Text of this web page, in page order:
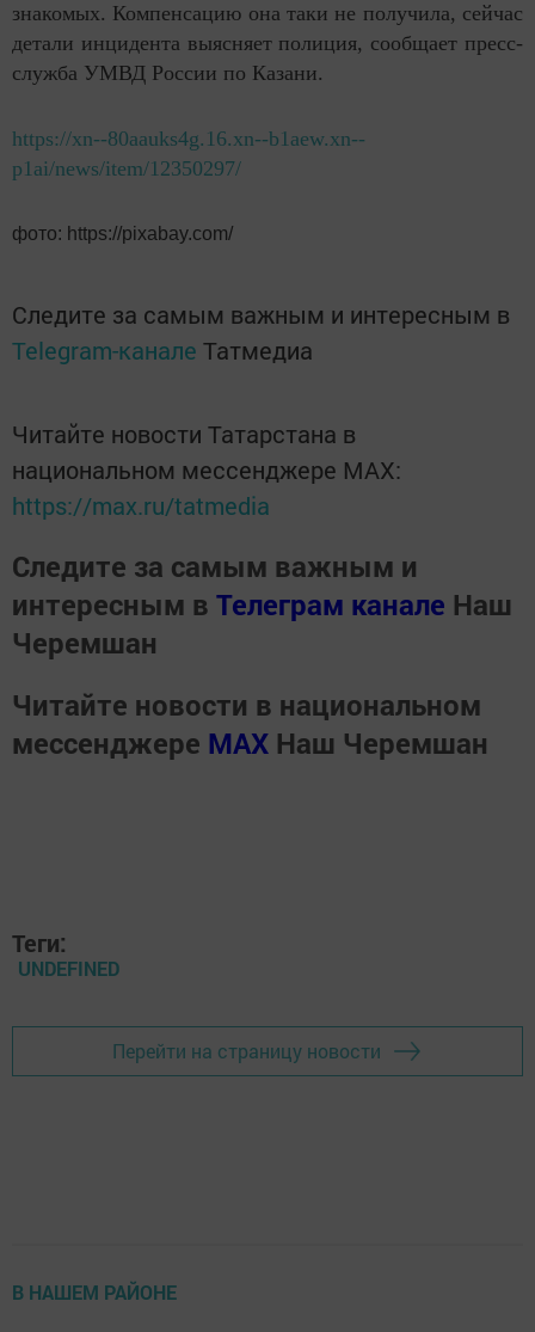
знакомых. Компенсацию она таки не получила, сейчас
детали инцидента выясняет полиция, сообщает пресс-
служба УМВД России по Казани.
https://xn--80aauks4g.16.xn--b1aew.xn--
p1ai/news/item/12350297/
фото: https://pixabay.com/
Следите за самым важным и интересным в
Telegram-канале Татмедиа
Читайте новости Татарстана в
национальном мессенджере MАХ:
https://max.ru/tatmedia
Следите за самым важным и
интересным в Телеграм канале Наш
Черемшан
Читайте новости в национальном
мессенджере MАХ Наш Черемшан
Теги:
UNDEFINED
Перейти на страницу новости
В НАШЕМ РАЙОНЕ